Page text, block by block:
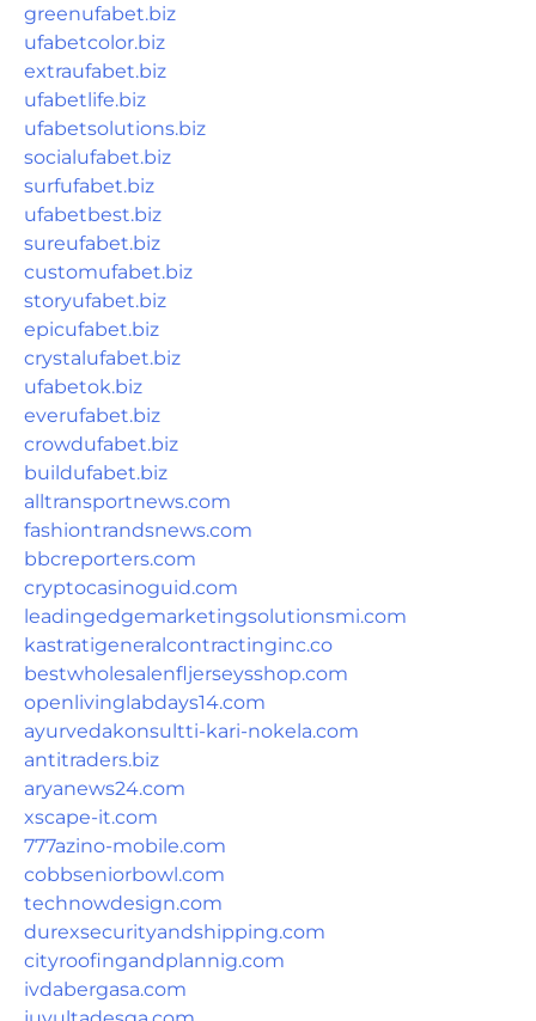
greenufabet.biz
ufabetcolor.biz
extraufabet.biz
ufabetlife.biz
ufabetsolutions.biz
socialufabet.biz
surfufabet.biz
ufabetbest.biz
sureufabet.biz
customufabet.biz
storyufabet.biz
epicufabet.biz
crystalufabet.biz
ufabetok.biz
everufabet.biz
crowdufabet.biz
buildufabet.biz
alltransportnews.com
fashiontrandsnews.com
bbcreporters.com
cryptocasinoguid.com
leadingedgemarketingsolutionsmi.com
kastratigeneralcontractinginc.co
bestwholesalenfljerseysshop.com
openlivinglabdays14.com
ayurvedakonsultti-kari-nokela.com
antitraders.biz
aryanews24.com
xscape-it.com
777azino-mobile.com
cobbseniorbowl.com
technowdesign.com
durexsecurityandshipping.com
cityroofingandplannig.com
ivdabergasa.com